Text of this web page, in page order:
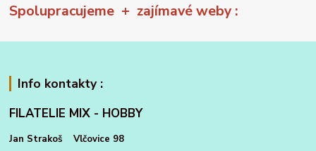
Spolupracujeme + zajímavé weby :
Info kontakty :
FILATELIE MIX - HOBBY
Jan Strakoš Vlčovice 98